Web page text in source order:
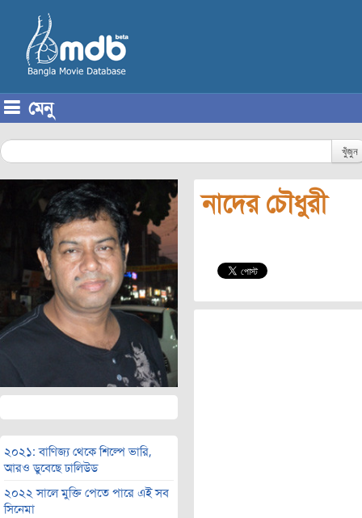
মেনু
খুঁজুন
২০২১: বাণিজ্য থেকে শিল্পে ভারি,
আরও ডুবেছে ঢালিউড
২০২২ সালে মুক্তি পেতে পারে এই সব
সিনেমা
নাদের চৌধুরী